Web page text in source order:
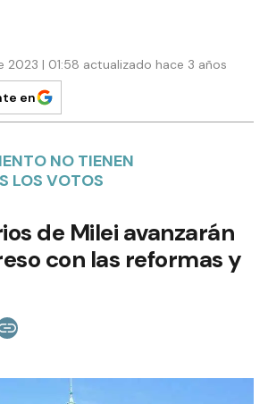
2023 | 01:58 actualizado hace 3 años
en
NO TIENEN
LOS VOTOS
de Milei avanzarán
con las reformas y